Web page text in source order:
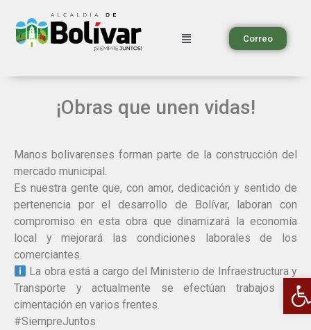
Correo
¡Obras que unen vidas!
Manos bolivarenses forman parte de la construcción del
mercado municipal.
Es nuestra gente que, con amor, dedicación y sentido de
pertenencia por el desarrollo de Bolívar, laboran con
compromiso en esta obra que dinamizará la economía
local y mejorará las condiciones laborales de los
comerciantes.
La obra está a cargo del Ministerio de Infraestructura y
Transporte y actualmente se efectúan trabajos de
cimentación en varios frentes.
#SiempreJuntos